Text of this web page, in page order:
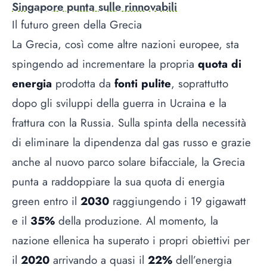
Singapore punta sulle rinnovabili
Il futuro green della Grecia
La Grecia, così come altre nazioni europee, sta
spingendo ad incrementare la propria quota di
energia prodotta da fonti pulite, soprattutto
dopo gli sviluppi della guerra in Ucraina e la
frattura con la Russia. Sulla spinta della necessità
di eliminare la dipendenza dal gas russo e grazie
anche al nuovo parco solare bifacciale, la Grecia
punta a raddoppiare la sua quota di energia
green entro il 2030 raggiungendo i 19 gigawatt
e il 35% della produzione. Al momento, la
nazione ellenica ha superato i propri obiettivi per
il 2020 arrivando a quasi il 22% dell’energia